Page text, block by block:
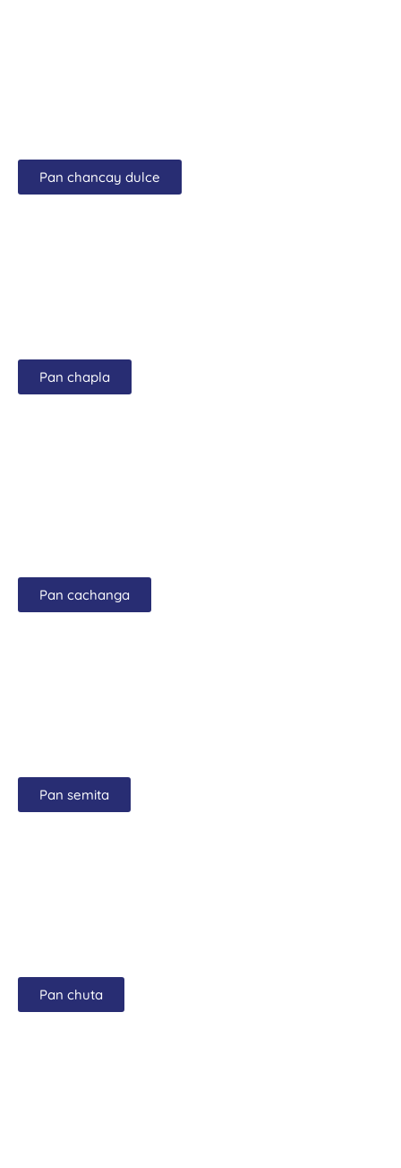
Pan chancay dulce
Pan chapla
Pan cachanga
Pan semita
Pan chuta